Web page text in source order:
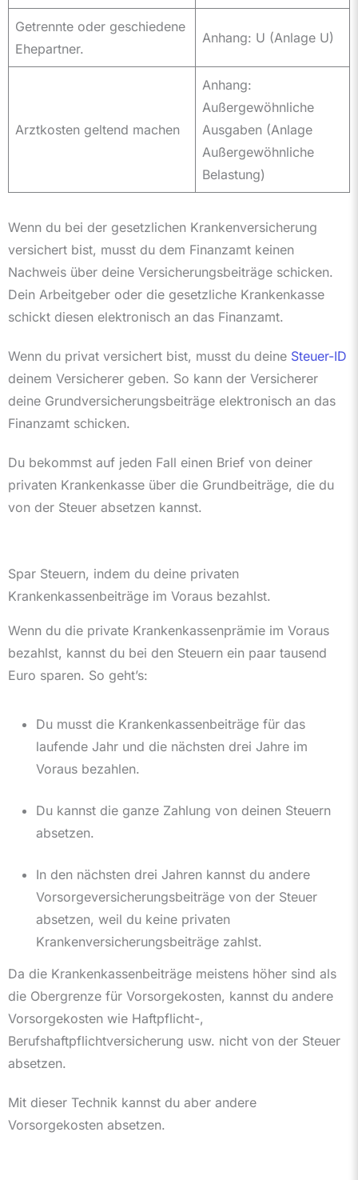
Getrennte oder geschiedene
Ehepartner.
Anhang: U (Anlage U)
Arztkosten geltend machen
Anhang:
Außergewöhnliche
Ausgaben (Anlage
Außergewöhnliche
Belastung)
Wenn du bei der gesetzlichen Krankenversicherung
versichert bist, musst du dem Finanzamt keinen
Nachweis über deine Versicherungsbeiträge schicken.
Dein Arbeitgeber oder die gesetzliche Krankenkasse
schickt diesen elektronisch an das Finanzamt.
Wenn du privat versichert bist, musst du deine Steuer-ID
deinem Versicherer geben. So kann der Versicherer
deine Grundversicherungsbeiträge elektronisch an das
Finanzamt schicken.
Du bekommst auf jeden Fall einen Brief von deiner
privaten Krankenkasse über die Grundbeiträge, die du
von der Steuer absetzen kannst.
Spar Steuern, indem du deine privaten
Krankenkassenbeiträge im Voraus bezahlst.
Wenn du die private Krankenkassenprämie im Voraus
bezahlst, kannst du bei den Steuern ein paar tausend
Euro sparen. So geht’s:
Du musst die Krankenkassenbeiträge für das
laufende Jahr und die nächsten drei Jahre im
Voraus bezahlen.
Du kannst die ganze Zahlung von deinen Steuern
absetzen.
In den nächsten drei Jahren kannst du andere
Vorsorgeversicherungsbeiträge von der Steuer
absetzen, weil du keine privaten
Krankenversicherungsbeiträge zahlst.
Da die Krankenkassenbeiträge meistens höher sind als
die Obergrenze für Vorsorgekosten, kannst du andere
Vorsorgekosten wie Haftpflicht-,
Berufshaftpflichtversicherung usw. nicht von der Steuer
absetzen.
Mit dieser Technik kannst du aber andere
Vorsorgekosten absetzen.